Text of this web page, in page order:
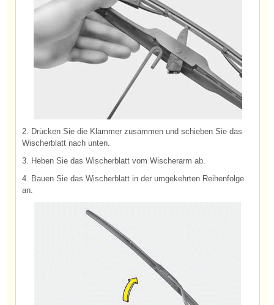
2. Drücken Sie die Klammer zusammen und schieben Sie das
Wischerblatt nach unten.
3. Heben Sie das Wischerblatt vom Wischerarm ab.
4. Bauen Sie das Wischerblatt in der umgekehrten Reihenfolge
an.